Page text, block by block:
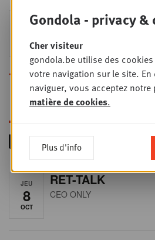
JEU
SEPT
Sales & nego
Sales & Nego summit 2026
Toutes les formations
JEU
8
OCT
RET-TALK
CEO ONLY
Gondola - privacy
Cher visiteur
gondola.be utilise des
votre navigation sur le site.
naviguer, vous acceptez
matière de cookies.
Plus d'info